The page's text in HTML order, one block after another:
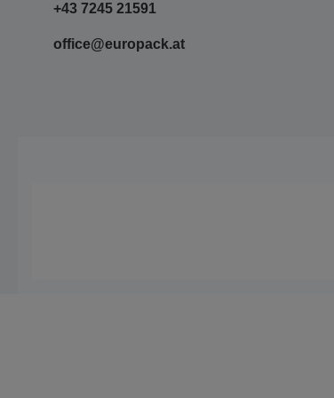
+43 7245 21591
office@europack.at